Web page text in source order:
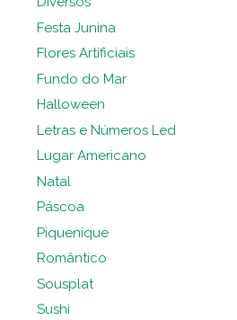
Festa Junina
Flores Artificiais
Fundo do Mar
Halloween
Letras e Números Led
Lugar Americano
Natal
Páscoa
Piquenique
Romântico
Sousplat
Sushi